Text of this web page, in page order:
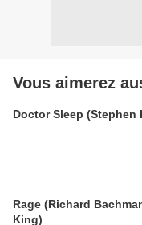
Vous aimerez
Doctor Sleep (Stephen
Rage (Richard
King)